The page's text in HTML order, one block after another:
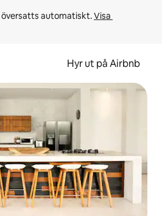
översatts automatiskt. Visa
Hyr ut på Airbnb